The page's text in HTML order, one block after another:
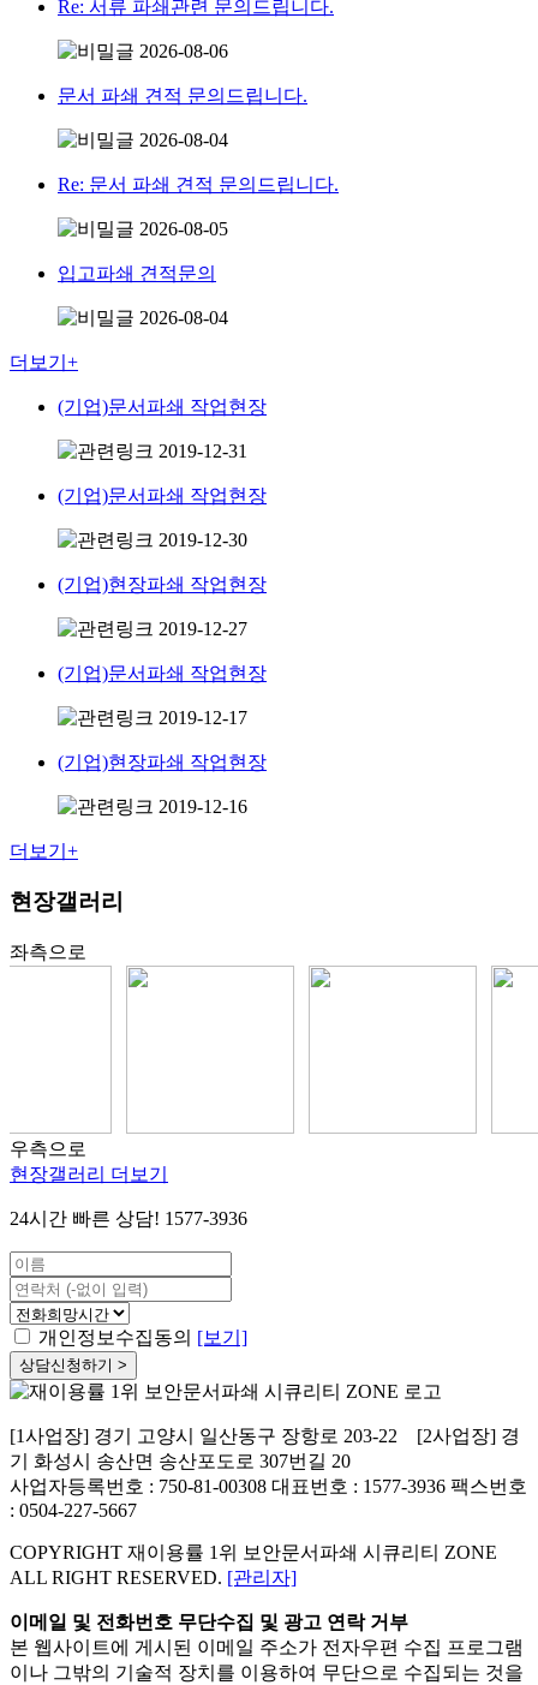
Re: 서류 파쇄관련 문의드립니다.
2026-08-06
문서 파쇄 견적 문의드립니다.
2026-08-04
Re: 문서 파쇄 견적 문의드립니다.
2026-08-05
입고파쇄 견적문의
2026-08-04
더보기+
(기업)문서파쇄 작업현장
2019-12-31
(기업)문서파쇄 작업현장
2019-12-30
(기업)현장파쇄 작업현장
2019-12-27
(기업)문서파쇄 작업현장
2019-12-17
(기업)현장파쇄 작업현장
2019-12-16
더보기+
현장갤러리
좌측으로
우측으로
현장갤러리 더보기
24시간 빠른 상담! 1577-3936
개인정보수집동의 [보기]
상담신청하기 >
[1사업장] 경기 고양시 일산동구 장항로 203-22 [2사업장] 경
기 화성시 송산면 송산포도로 307번길 20
사업자등록번호 : 750-81-00308 대표번호 : 1577-3936 팩스번호
: 0504-227-5667
COPYRIGHT 재이용률 1위 보안문서파쇄 시큐리티 ZONE
ALL RIGHT RESERVED. [관리자]
이메일 및 전화번호 무단수집 및 광고 연락 거부
본 웹사이트에 게시된 이메일 주소가 전자우편 수집 프로그램
이나 그밖의 기술적 장치를 이용하여 무단으로 수집되는 것을